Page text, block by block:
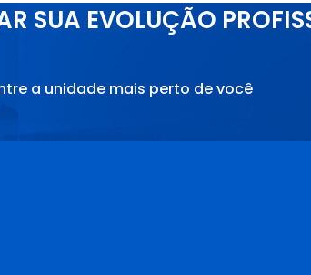
SUA EVOLUÇÃO
a unidade mais perto de você